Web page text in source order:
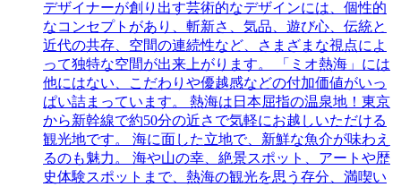
デザイナーが創り出す芸術的なデザインには、個性的
なコンセプトがあり、斬新さ、気品、遊び心、伝統と
近代の共存、空間の連続性など、さまざまな視点によ
って独特な空間が出来上がります。 「ミオ熱海」には
他にはない、こだわりや優越感などの付加価値がいっ
ぱい詰まっています。 熱海は日本屈指の温泉地！東京
から新幹線で約50分の近さで気軽にお越しいただける
観光地です。 海に面した立地で、新鮮な魚介が味わえ
るのも魅力。 海や山の幸、絶景スポット、アートや歴
史体験スポットまで、熱海の観光を思う存分、満喫い